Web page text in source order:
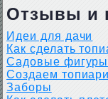
Отзывы и
Идеи для дачи
Как сделать
Садовые фигуры
Создаем
Заборы